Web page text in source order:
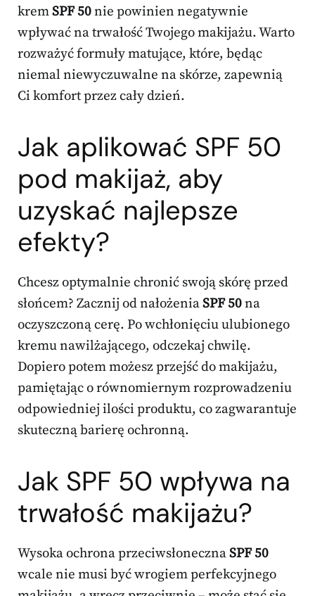
kremSPF 50nie powinien negatywnie
wpływać na trwałość Twojego makijażu. Warto
rozważyć formuły matujące, które, będąc
niemal niewyczuwalne na skórze, zapewnią
Ci komfort przez cały dzień.
Jak aplikować SPF 50
pod makijaż, aby
uzyskać najlepsze
efekty?
Chcesz optymalnie chronić swoją skórę przed
słońcem? Zacznij od nałożeniaSPF 50na
oczyszczoną cerę. Po wchłonięciu ulubionego
kremu nawilżającego, odczekaj chwilę.
Dopiero potem możesz przejść do makijażu,
pamiętając o równomiernym rozprowadzeniu
odpowiedniej ilości produktu, co zagwarantuje
skuteczną barierę ochronną.
Jak SPF 50 wpływa na
trwałość makijażu?
Wysoka ochrona przeciwsłonecznaSPF 50
wcale nie musi być wrogiem perfekcyjnego